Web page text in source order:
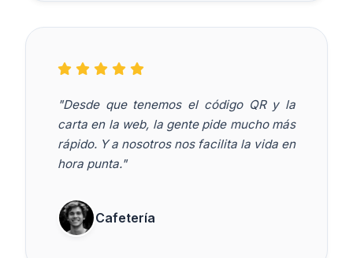
"Desde que tenemos el código QR y la
carta en la web, la gente pide mucho más
rápido. Y a nosotros nos facilita la vida en
hora punta."
Cafetería